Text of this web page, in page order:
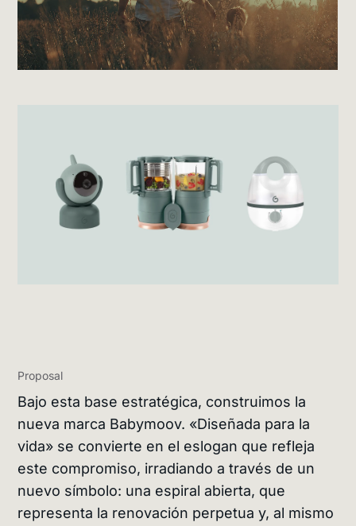
Proposal
Bajo esta base estratégica, construimos la
nueva marca Babymoov. «Diseñada para la
vida» se convierte en el eslogan que refleja
este compromiso, irradiando a través de un
nuevo símbolo: una espiral abierta, que
representa la renovación perpetua y, al mismo